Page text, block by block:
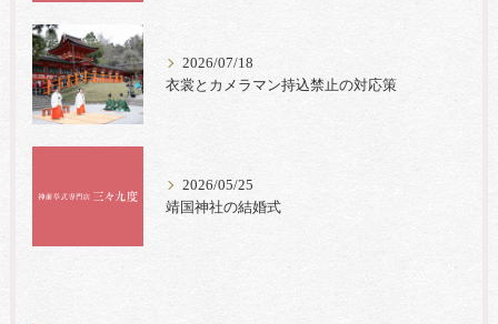
2026/07/18
衣裳とカメラマン持込禁止の対応策
2026/05/25
靖国神社の結婚式